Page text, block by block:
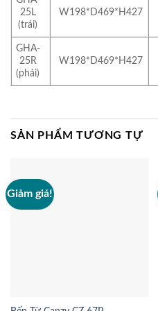
25L
(trái)
W198*D469*H427
GHA-
25R
(phải)
W198*D469*H427
SẢN PHẨM TƯƠNG TỰ
Giảm giá!